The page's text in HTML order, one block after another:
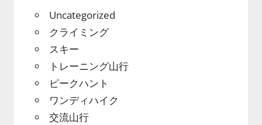
Uncategorized
クライミング
スキー
トレーニング山行
ピークハント
ワンディハイク
交流山行